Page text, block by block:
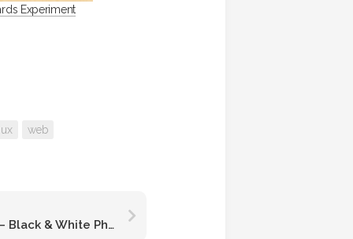
Experiment
ux web
«Negro casi blanco» – Black & White Photography Project